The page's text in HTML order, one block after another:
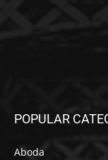
POPULAR
Aboda